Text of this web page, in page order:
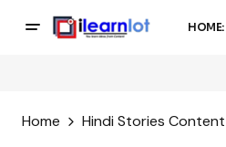
HOME:
Home Hindi Stories Content